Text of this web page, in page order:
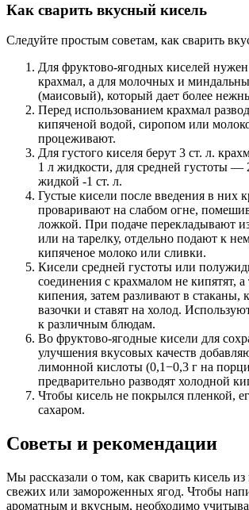
Как сварить вкусный кисель
Следуйте простым советам, как сварить
Для фруктово-ягодных киселей
крахмал, а для молочных и
(маисовый), который дает более
Перед использованием крахмал
кипяченой водой, сиропом или
процеживают.
Для густого киселя берут 3 ст. л.
1 л жидкости, для средней густоты —
жидкой -1 ст. л.
Густые кисели после введения в них
проваривают на слабом огне,
ложкой. При подаче перекладывают
или на тарелку, отдельно подают к
кипяченое молоко или сливки.
Кисели средней густоты или
соединения с крахмалом не кипятят, а
кипения, затем разливают в стаканы,
вазочки и ставят на холод.
к различным блюдам.
Во фруктово-ягодные кисели для
улучшения вкусовых качеств
лимонной кислоты (0,1−0,3 г на
предварительно разводят холодной
Чтобы кисель не покрылся пленкой,
сахаром.
Советы и рекомендации
Мы рассказали о том, как сварить кисель
свежих или замороженных ягод. Чтобы
ароматным и вкусным, необходимо